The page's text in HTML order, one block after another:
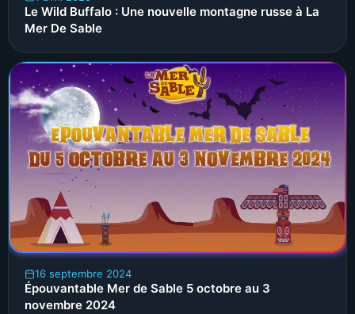
Le Wild Buffalo : Une nouvelle montagne russe à La
Mer De Sable
16 septembre 2024
Épouvantable Mer de Sable 5 octobre au 3
novembre 2024